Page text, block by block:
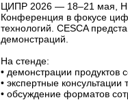
ЦИПР 2026 — 18–21 мая,
Конференция в фокусе
технологий. CESCA
демонстраций.
На стенде:
• демонстрации продуктов
• экспертные консультации
• обсуждение форматов